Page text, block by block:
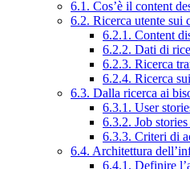
6.1. Cos’è il content
6.2. Ricerca utente sui
6.2.1. Content
6.2.2. Dati di
6.2.3. Ricerca
6.2.4. Ricerca
6.3. Dalla ricerca ai
6.3.1. User
6.3.2. Job
6.3.3. Criteri di
6.4. Architettura
6.4.1. Definire